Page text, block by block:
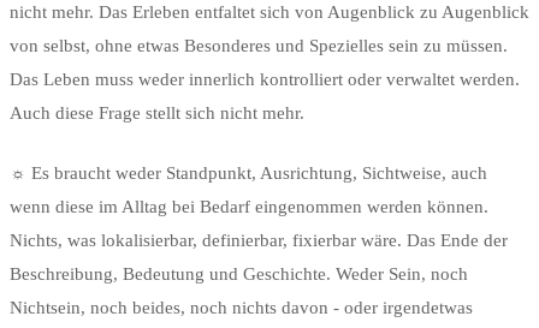
nicht mehr. Das Erleben entfaltet sich von Augenblick zu Augenblick
von selbst, ohne etwas Besonderes und Spezielles sein zu müssen.
Das Leben muss weder innerlich kontrolliert oder verwaltet werden.
Auch diese Frage stellt sich nicht mehr.
☼ Es braucht weder Standpunkt, Ausrichtung, Sichtweise, auch
wenn diese im Alltag bei Bedarf eingenommen werden können.
Nichts, was lokalisierbar, definierbar, fixierbar wäre. Das Ende der
Beschreibung, Bedeutung und Geschichte. Weder Sein, noch
Nichtsein, noch beides, noch nichts davon - oder irgendetwas